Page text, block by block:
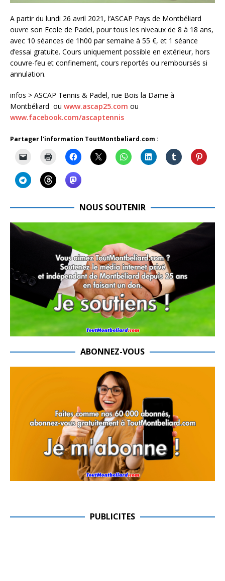
A partir du lundi 26 avril 2021, l’ASCAP Pays de Montbéliard
ouvre son Ecole de Padel, pour tous les niveaux de 8 à 18 ans,
avec 10 séances de 1h00 par semaine à 55 €, et 1 séance
d’essai gratuite. Cours uniquement possible en extérieur, hors
couvre-feu et confinement, cours reportés ou remboursés si
annulation.
infos > ASCAP Tennis & Padel, rue Bois la Dame à
Montbéliard ou www.ascap25.com ou
www.facebook.com/ascaptennis
Partager l'information ToutMontbeliard.com :
NOUS SOUTENIR
ABONNEZ-VOUS
PUBLICITES